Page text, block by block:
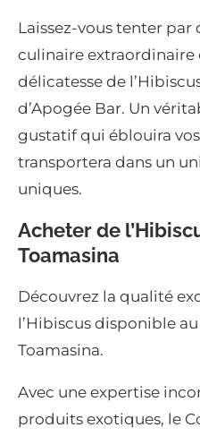
Laissez-vous tenter
culinaire extraordinaire
délicatesse de
d’Apogée Bar. Un
gustatif qui éblouira vos
transportera dans un
uniques.
Acheter de
Toamasina
Découvrez la qualité
l’Hibiscus disponible
Toamasina.
Avec une expertise
produits exotiques, le